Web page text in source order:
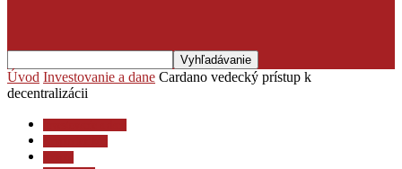
Úvod Investovanie a dane Cardano vedecký prístup k
decentralizácii